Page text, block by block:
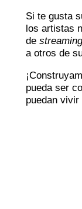
Si te gusta
los artistas
de streaming
a otros de
pueda ser
puedan